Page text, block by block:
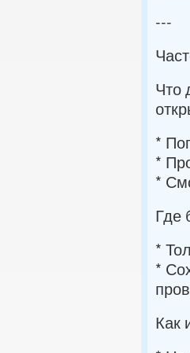
---
Что
*
*
*
Где
*
*
Как